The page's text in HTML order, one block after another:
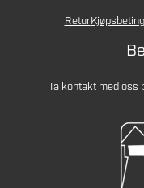
Retur
Ta kontakt med oss